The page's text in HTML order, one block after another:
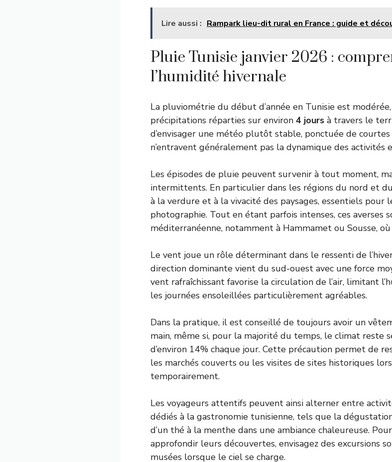
Lire aussi : Rampark lieu-dit rural en France : guide et
Pluie Tunisie janvier 2026 :
l’humidité hivernale
La pluviométrie du début d’année en Tunisie est
précipitations réparties sur environ 4 jours à travers le
d’envisager une météo plutôt stable, ponctuée de
n’entravent généralement pas la dynamique des activités
Les épisodes de pluie peuvent survenir à tout moment,
intermittents. En particulier dans les régions du nord et
à la verdure et à la vivacité des paysages, essentiels
photographie. Tout en étant parfois intenses, ces averses
méditerranéenne, notamment à Hammamet ou Sousse,
Le vent joue un rôle déterminant dans le ressenti de
direction dominante vient du sud-ouest avec une force
vent rafraîchissant favorise la circulation de l’air, limitant
les journées ensoleillées particulièrement agréables.
Dans la pratique, il est conseillé de toujours avoir un
main, même si, pour la majorité du temps, le climat reste
d’environ 14% chaque jour. Cette précaution permet de
les marchés couverts ou les visites de sites historiques
temporairement.
Les voyageurs attentifs peuvent ainsi alterner entre
dédiés à la gastronomie tunisienne, tels que la
d’un thé à la menthe dans une ambiance chaleureuse.
approfondir leurs découvertes, envisagez des excursions
musées lorsque le ciel se charge.